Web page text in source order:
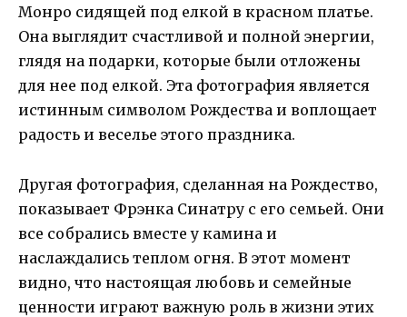
Монро сидящей под елкой в красном платье.
Она выглядит счастливой и полной энергии,
глядя на подарки, которые были отложены
для нее под елкой. Эта фотография является
истинным символом Рождества и воплощает
радость и веселье этого праздника.
Другая фотография, сделанная на Рождество,
показывает Фрэнка Синатру с его семьей. Они
все собрались вместе у камина и
наслаждались теплом огня. В этот момент
видно, что настоящая любовь и семейные
ценности играют важную роль в жизни этих